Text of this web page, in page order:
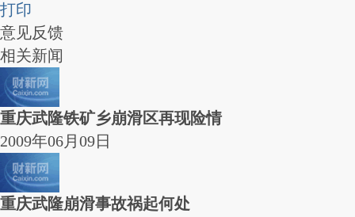
打印
意见反馈
相关新闻
重庆武隆铁矿乡崩滑区再现险情
2009年06月09日
重庆武隆崩滑事故祸起何处